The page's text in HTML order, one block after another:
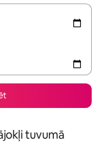
tuvumā